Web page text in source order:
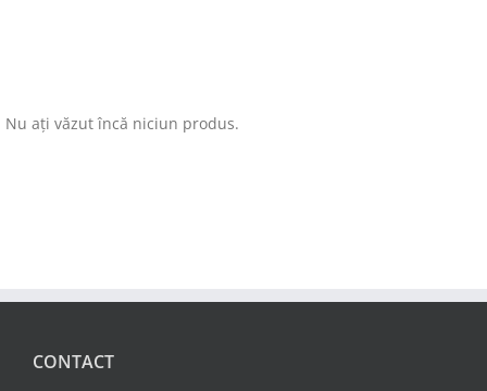
Nu ați văzut încă niciun produs.
CONTACT